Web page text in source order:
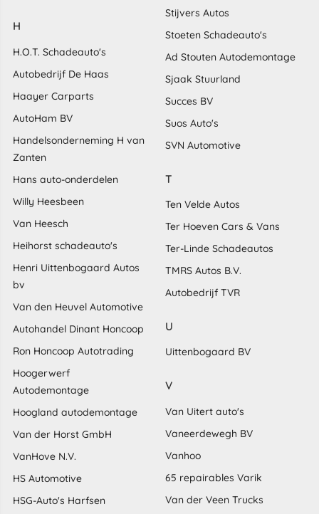
H
H.O.T. Schadeauto's
Autobedrijf De Haas
Haayer Carparts
AutoHam BV
Handelsonderneming H van
Zanten
Hans auto-onderdelen
Willy Heesbeen
Van Heesch
Heihorst schadeauto's
Henri Uittenbogaard Autos
bv
Van den Heuvel Automotive
Autohandel Dinant Honcoop
Ron Honcoop Autotrading
Hoogerwerf
Autodemontage
Hoogland autodemontage
Van der Horst GmbH
VanHove N.V.
HS Automotive
HSG-Auto's Harfsen
Stijvers Autos
Stoeten Schadeauto's
Ad Stouten Autodemontage
Sjaak Stuurland
Succes BV
Suos Auto's
SVN Automotive
T
Ten Velde Autos
Ter Hoeven Cars & Vans
Ter-Linde Schadeautos
TMRS Autos B.V.
Autobedrijf TVR
U
Uittenbogaard BV
V
Van Uitert auto's
Vaneerdewegh BV
Vanhoo
65 repairables Varik
Van der Veen Trucks